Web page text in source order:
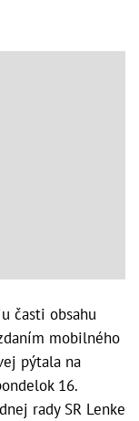
časti obsahu
mobilného
pýtala na
16.
rady SR Lenke